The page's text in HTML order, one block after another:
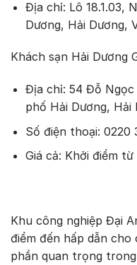
Địa chỉ: Lô 18.1.03,
Dương, Hải Dương,
Khách sạn Hải Dương
Địa chỉ: 54 Đỗ Ngọc
phố Hải Dương, Hải
Số điện thoại: 0220
Giá cả: Khởi điểm
Khu công nghiệp Đại
điểm đến hấp dẫn
phần quan trọng